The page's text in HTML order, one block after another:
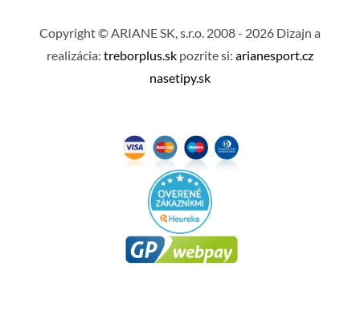
Copyright © ARIANE SK, s.r.o. 2008 - 2026 Dizajn a
realizácia: treborplus.sk pozrite si: arianesport.cz
nasetipy.sk